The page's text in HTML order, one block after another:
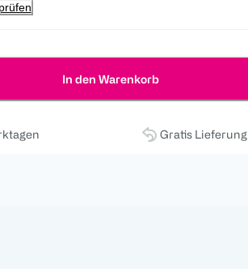
In den Warenkorb
Gratis